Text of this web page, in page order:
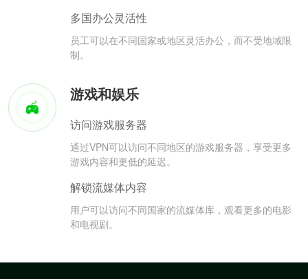
多国办公灵活性
员工可以在不同国家或地区灵活办公，而不受地域限
制。
游戏和娱乐
访问游戏服务器
通过VPN可以访问不同地区的游戏服务器，享受更多
游戏内容和更低的延迟。
解锁流媒体内容
用户可以访问不同国家的流媒体库，观看更多的电影
和电视剧。